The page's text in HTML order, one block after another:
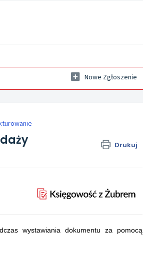
Nowe Zgłoszenie
Drukuj
wystawiania dokumentu za pomocą